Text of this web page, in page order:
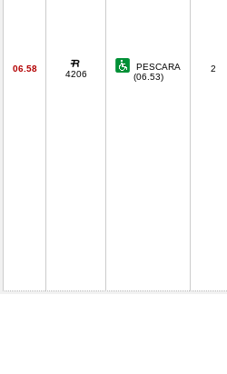
06.58
4206
PESCARA
(06.53)
2